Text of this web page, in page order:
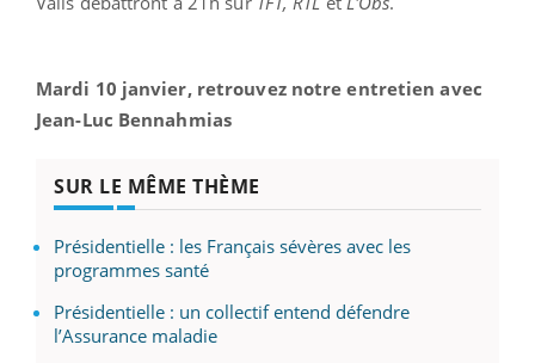
Mardi 10 janvier, retrouvez notre entretien avec
Jean-Luc Bennahmias
SUR LE MÊME THÈME
Présidentielle : les Français sévères avec les
programmes santé
Présidentielle : un collectif entend défendre
l’Assurance maladie